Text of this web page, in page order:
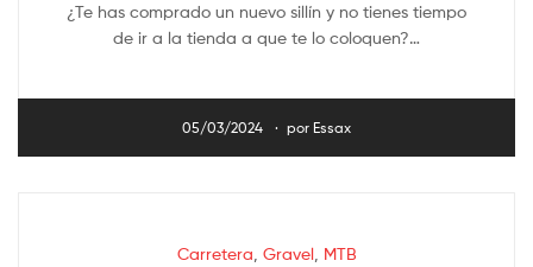
¿Te has comprado un nuevo sillín y no tienes tiempo
de ir a la tienda a que te lo coloquen?…
05/03/2024 por Essax
Carretera Gravel, MTB